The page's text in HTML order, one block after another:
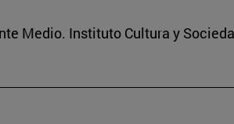
Medio. Instituto Cultura y